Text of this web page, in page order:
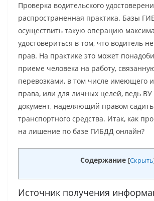
Проверка водительского
распространенная практика. Базы
осуществить такую операцию
удостовериться в том, что водитель
прав. На практике это может
приеме человека на работу,
перевозками, в том числе имеющего
права, или для личных целей, ведь ВУ
документ, наделяющий правом
транспортного средства. Итак, как
на лишение по базе ГИБДД онлайн?
Содержание [Скрыть
Источник получения